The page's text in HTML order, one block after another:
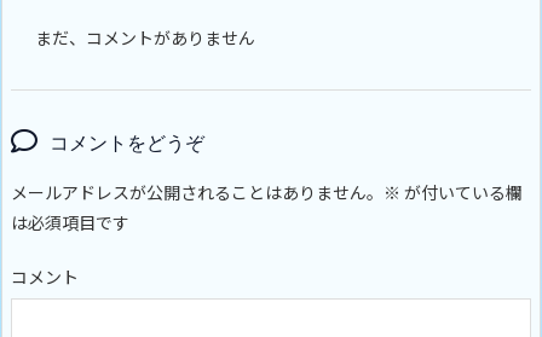
まだ、コメントがありません
コメントをどうぞ
メールアドレスが公開されることはありません。 ※ が付いている欄
は必須項目です
コメント